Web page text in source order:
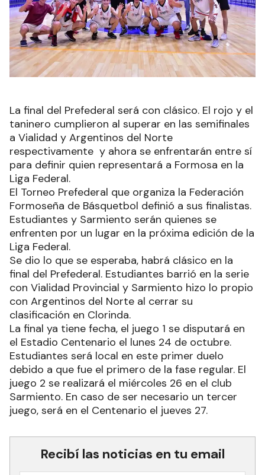
La final del Prefederal será con clásico. El rojo y el
taninero cumplieron al superar en las semifinales
a Vialidad y Argentinos del Norte
respectivamente y ahora se enfrentarán entre sí
para definir quien representará a Formosa en la
Liga Federal.
El Torneo Prefederal que organiza la Federación
Formoseña de Básquetbol definió a sus finalistas.
Estudiantes y Sarmiento serán quienes se
enfrenten por un lugar en la próxima edición de la
Liga Federal.
Se dio lo que se esperaba, habrá clásico en la
final del Prefederal. Estudiantes barrió en la serie
con Vialidad Provincial y Sarmiento hizo lo propio
con Argentinos del Norte al cerrar su
clasificación en Clorinda.
La final ya tiene fecha, el juego 1 se disputará en
el Estadio Centenario el lunes 24 de octubre.
Estudiantes será local en este primer duelo
debido a que fue el primero de la fase regular. El
juego 2 se realizará el miércoles 26 en el club
Sarmiento. En caso de ser necesario un tercer
juego, será en el Centenario el jueves 27.
Recibí las noticias en tu email